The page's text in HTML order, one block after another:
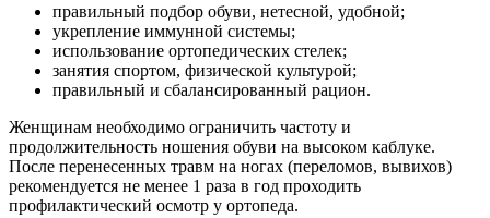
правильный подбор обуви, нетесной, удобной;
укрепление иммунной системы;
использование ортопедических стелек;
занятия спортом, физической культурой;
правильный и сбалансированный рацион.
Женщинам необходимо ограничить частоту и
продолжительность ношения обуви на высоком каблуке.
После перенесенных травм на ногах (переломов, вывихов)
рекомендуется не менее 1 раза в год проходить
профилактический осмотр у ортопеда.